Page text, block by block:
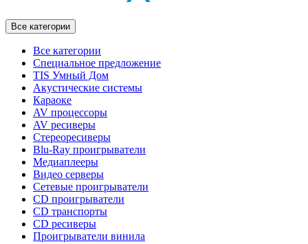
Все категории
Все категории
Специальное предложение
TIS Умный Дом
Акустические системы
Караоке
AV процессоры
AV ресиверы
Стереоресиверы
Blu-Ray проигрыватели
Медиаплееры
Видео серверы
Сетевые проигрыватели
CD проигрыватели
CD транспорты
CD ресиверы
Проигрыватели винила